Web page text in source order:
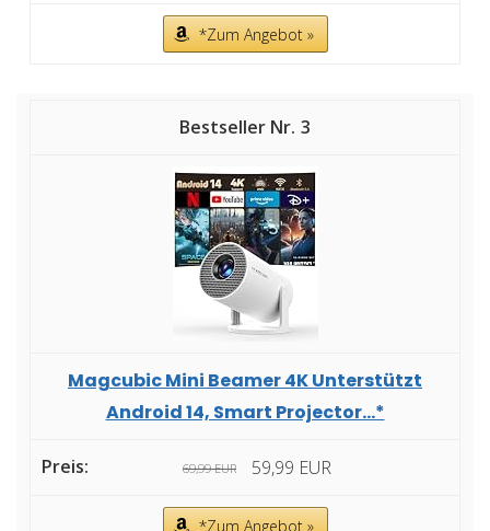
*Zum Angebot »
3
Magcubic Mini Beamer 4K Unterstützt
Android 14, Smart Projector...*
69,99 EUR 59,99 EUR
*Zum Angebot »